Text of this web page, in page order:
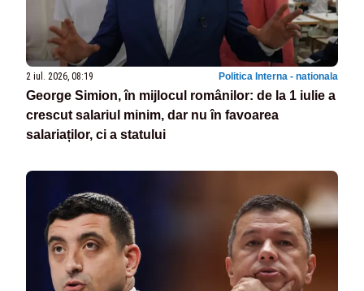
2 iul. 2026, 08:19 Politica Interna - nationala
George Simion, în mijlocul românilor: de la 1 iulie a
crescut salariul minim, dar nu în favoarea
salariaților, ci a statului